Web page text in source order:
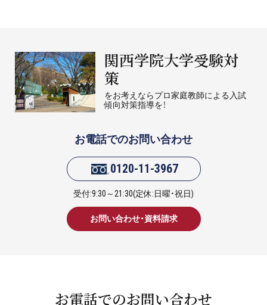
関西学院大学受験対
策
をお考えならプロ家庭教師による入試
傾向対策指導を！
お電話でのお問い合わせ
0120-11-3967
受付:9:30～21:30(定休:日曜・祝日)
お問い合わせ・資料請求
お電話でのお問い合わせ